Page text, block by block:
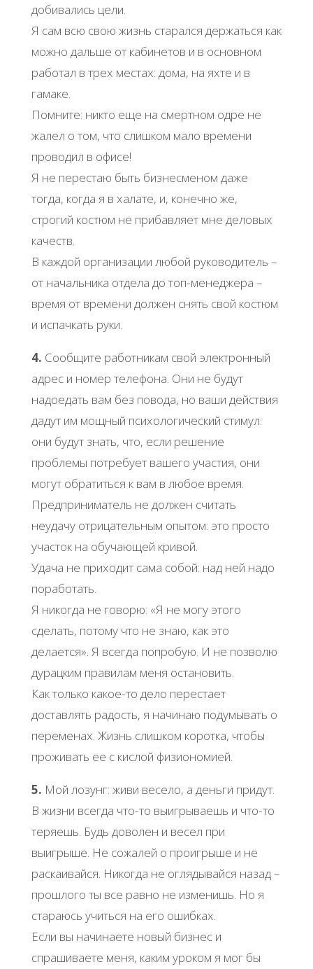
добивались цели.
Я сам всю свою жизнь старался держаться как
можно дальше от кабинетов и в основном
работал в трех местах: дома, на яхте и в
гамаке.
Помните: никто еще на смертном одре не
жалел о том, что слишком мало времени
проводил в офисе!
Я не перестаю быть бизнесменом даже
тогда, когда я в халате, и, конечно же,
строгий костюм не прибавляет мне деловых
качеств.
В каждой организации любой руководитель –
от начальника отдела до топ-менеджера –
время от времени должен снять свой костюм
и испачкать руки.
4. Сообщите работникам свой электронный
адрес и номер телефона. Они не будут
надоедать вам без повода, но ваши действия
дадут им мощный психологический стимул:
они будут знать, что, если решение
проблемы потребует вашего участия, они
могут обратиться к вам в любое время.
Предприниматель не должен считать
неудачу отрицательным опытом: это просто
участок на обучающей кривой.
Удача не приходит сама собой: над ней надо
поработать.
Я никогда не говорю: «Я не могу этого
сделать, потому что не знаю, как это
делается». Я всегда попробую. И не позволю
дурацким правилам меня остановить.
Как только какое-то дело перестает
доставлять радость, я начинаю подумывать о
переменах. Жизнь слишком коротка, чтобы
проживать ее с кислой физиономией.
5. Мой лозунг: живи весело, а деньги придут.
В жизни всегда что-то выигрываешь и что-то
теряешь. Будь доволен и весел при
выигрыше. Не сожалей о проигрыше и не
раскаивайся. Никогда не оглядывайся назад –
прошлого ты все равно не изменишь. Но я
стараюсь учиться на его ошибках.
Если вы начинаете новый бизнес и
спрашиваете меня, каким уроком я мог бы